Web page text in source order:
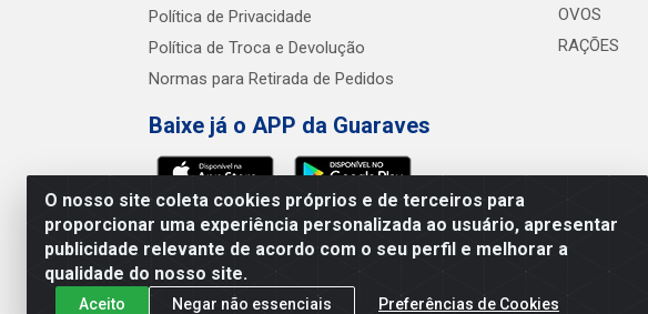
O nosso site coleta cookies próprios e de terceiros para
proporcionar uma experiência personalizada ao usuário, apresentar
publicidade relevante de acordo com o seu perfil e melhorar a
qualidade do nosso site.
Aceito Negar não essenciais Preferências de Cookies
Política de Privacidade
Política de Troca e Devolução
Normas para Retirada de Pedidos
Baixe já o APP da Guaraves
OVOS
RAÇÕES
Guaraves - PB 075 KM 2, S/N -